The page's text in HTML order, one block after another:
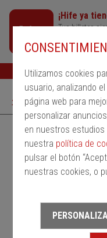
Utilizamos cookies
usuario, analizando
página web para
personalizar
en nuestros
nuestra política de
pulsar el botón
nuestras cookies, o
¡Hife ya
Tus billetes
Desde